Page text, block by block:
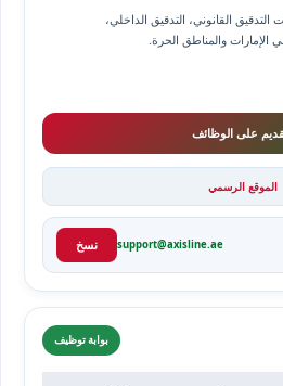
القانوني، التدقيق الداخلي،
الإمارات والمناطق الحرة.
على الوظائف
الموقع الرسمي
support@axisline.ae نسخ
بوابة توظيف